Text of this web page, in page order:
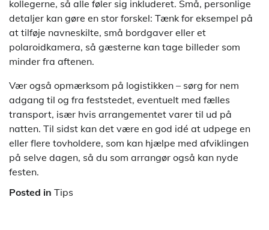
kollegerne, så alle føler sig inkluderet. Små, personlige
detaljer kan gøre en stor forskel: Tænk for eksempel på
at tilføje navneskilte, små bordgaver eller et
polaroidkamera, så gæsterne kan tage billeder som
minder fra aftenen.
Vær også opmærksom på logistikken – sørg for nem
adgang til og fra feststedet, eventuelt med fælles
transport, især hvis arrangementet varer til ud på
natten. Til sidst kan det være en god idé at udpege en
eller flere tovholdere, som kan hjælpe med afviklingen
på selve dagen, så du som arrangør også kan nyde
festen.
Posted in Tips